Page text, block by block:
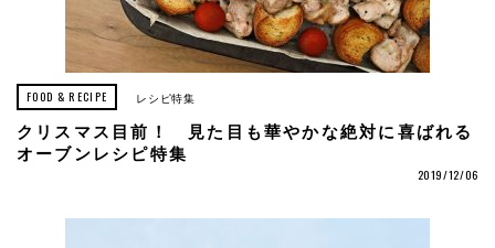
FOOD & RECIPE レシピ特集
クリスマス目前！ 見た目も華やかな絶対に喜ばれる
オーブンレシピ特集
2019/12/06